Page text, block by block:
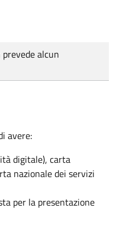
alcun
avere:
digitale), carta
nazionale dei servizi
per la presentazione